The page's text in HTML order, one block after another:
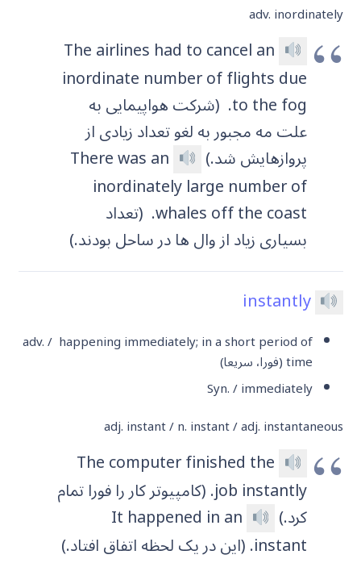
adv. inordinately
The airlines had to cancel an
inordinate number of flights due
to the fog. (شرکت هواپیمایی به
علت مه مجبور به لغو تعداد زیادی از
پروازهایش شد.)
There was an
inordinately large number of
whales off the coast. (تعداد
بسیاری زیاد از وال ها در ساحل بودند.)
instantly
adv. / happening immediately; in a short period of
time(فورا، سریعا)
Syn. / immediately
adj. instant / n. instant / adj. instantaneous
The computer finished the
job instantly. (کامپیوتر کار را فورا تمام
کرد.)
It happened in an
instant. (این در یک لحظه اتفاق افتاد.)